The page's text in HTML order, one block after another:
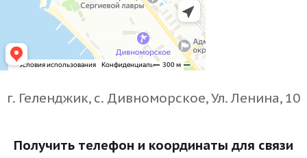
г. Геленджик, с. Дивноморское, Ул. Ленина, 10
Получить телефон и координаты для связи